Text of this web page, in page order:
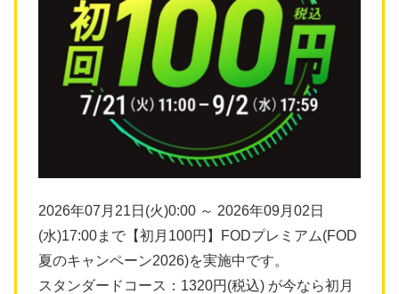
2026年07月21日(火)0:00 ～ 2026年09月02日
(水)17:00まで【初月100円】FODプレミアム(FOD
夏のキャンペーン2026)を実施中です。
スタンダードコース：1320円(税込) が今なら初月